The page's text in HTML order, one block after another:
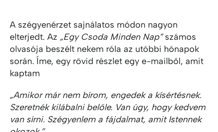
A szégyenérzet sajnálatos módon nagyon
elterjedt. Az „Egy Csoda Minden Nap”számos
olvasója beszélt nekem róla az utóbbi hónapok
során. Íme, egy rövid részlet egy e-mailből, amit
kaptam
„Amikor már nem bírom, engedek a kísértésnek.
Szeretnék kilábalni belőle. Van úgy, hogy kedvem
van sírni. Szégyenlem a fájdalmat, amit Istennek